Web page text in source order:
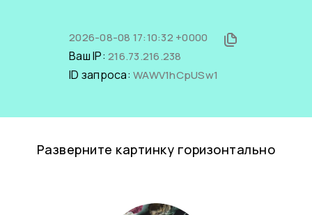
2026-08-08 17:10:32 +0000
Ваш IP: 216.73.216.238
ID запроса: WAWV1hCpUSw1
Разверните картинку горизонтально